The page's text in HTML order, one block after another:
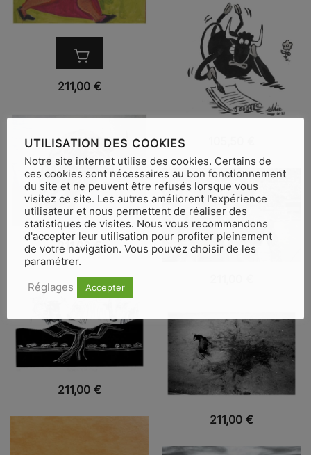
VUE RAPIDE
211,00 €
VUE RAPIDE
211,00€
VUE RAPIDE
211,00 €
VUE RAPIDE
211,00 €
UTILISATION DES COOKIES
Notre site internet utilise des cookies. Certains de
ces cookies sont nécessaires au bon fonctionnement
du site et ne peuvent être refusés lorsque vous
visitez ce site. Les autres améliorent l'expérience
utilisateur et nous permettent de réaliser des
statistiques de visites. Nous vous recommandons
d'accepter leur utilisation pour profiter pleinement
de votre navigation. Vous pouvez choisir de les
paramétrer.
Réglages Accepter